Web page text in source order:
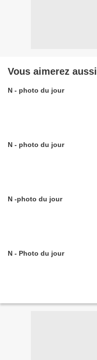
Vous aimerez aussi
N - photo du jour
N - photo du jour
N -photo du jour
N - Photo du jour